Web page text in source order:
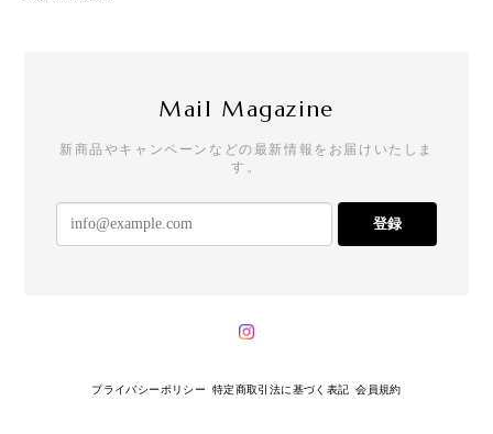
Mail Magazine
新商品やキャンペーンなどの最新情報をお届けいたしま
す。
登録
プライバシーポリシー 特定商取引法に基づく表記 会員規約